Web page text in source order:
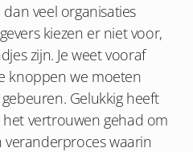
veel organisaties
kiezen er niet voor,
zijn. Je weet vooraf
knoppen we moeten
Gelukkig heeft
het vertrouwen gehad om
veranderproces waarin